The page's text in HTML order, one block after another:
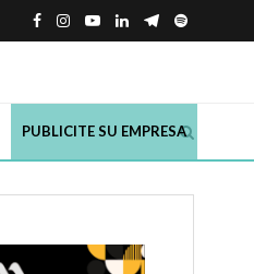
PUBLICITE SU EMPRESA